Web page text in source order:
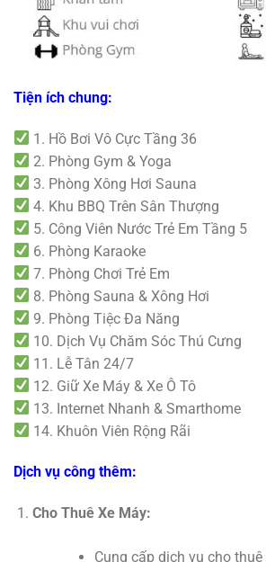
Tiện ích chung:
1. Hồ Bơi Vô Cực Tầng 36
2. Phòng Gym & Yoga
3. Phòng Xông Hơi Sauna
4. Khu BBQ Trên Sân Thượng
5. Công Viên Nước Trẻ Em Tầng 5
6. Phòng Karaoke
7. Phòng Chơi Trẻ Em
8. Phòng Sauna & Xông Hơi
9. Phòng Tiệc Đa Năng
10. Dịch Vụ Chăm Sóc Thú Cưng
11. Lễ Tân 24/7
12. Giữ Xe Máy & Xe Ô Tô
13. Internet Nhanh & Smarthome
14. Khuôn Viên Rộng Rãi
Dịch vụ công thêm:
Cho Thuê Xe Máy:
Cung cấp dịch vụ cho